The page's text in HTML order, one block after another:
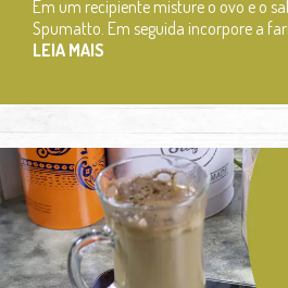
Em um recipiente misture o ovo e o
Spumatto. Em seguida incorpore a
LEIA MAIS